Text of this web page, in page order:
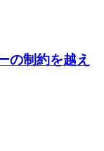
の制約を越え